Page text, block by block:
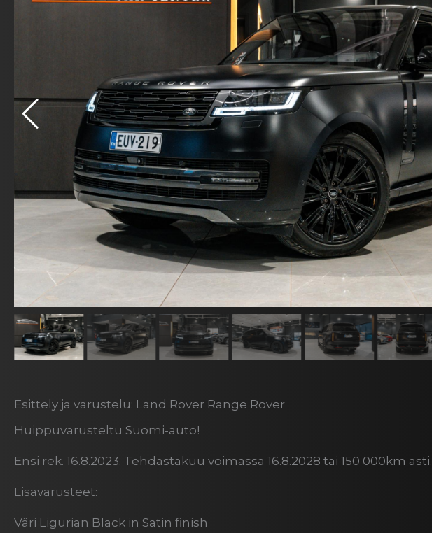
Esittely ja varustelu: Land Rover Range Rover
Huippuvarusteltu Suomi-auto!
Ensi rek. 16.8.2023. Tehdastakuu voimassa 16.8.2028 tai 150 000km asti.
Lisävarusteet:
Väri Ligurian Black in Satin finish